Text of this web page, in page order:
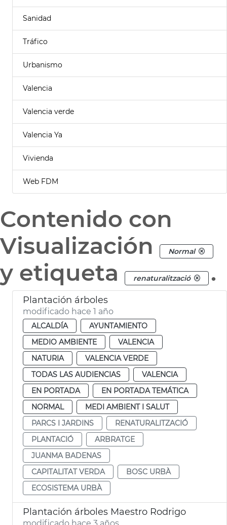
Sanidad
Tráfico
Urbanismo
Valencia
Valencia verde
Valencia Ya
Vivienda
Web FDM
Contenido con
Visualización
Normal
y etiqueta renaturalització .
Plantación árboles
modificado hace 1 año
ALCALDÍA
AYUNTAMIENTO
MEDIO AMBIENTE
VALENCIA
NATURIA
VALENCIA VERDE
TODAS LAS AUDIENCIAS
VALENCIA
EN PORTADA
EN PORTADA TEMÁTICA
NORMAL
MEDI AMBIENT I SALUT
PARCS I JARDINS
RENATURALITZACIÓ
PLANTACIÓ
ARBRATGE
JUANMA BADENAS
CAPITALITAT VERDA
BOSC URBÀ
ECOSISTEMA URBÀ
Plantación árboles Maestro Rodrigo
modificado hace 3 años